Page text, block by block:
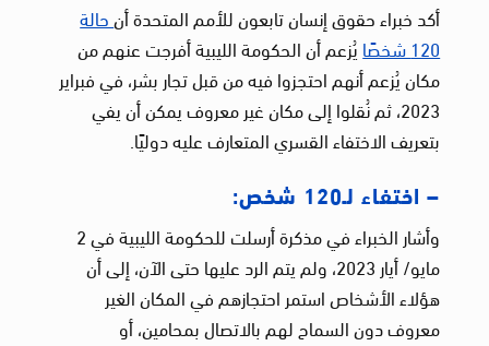
أكد خبراء حقوق إنسان تابعون للأمم المتحدة أنحالة
120 شخصًا
يُزعم أن الحكومة الليبية أفرجت عنهم من
مكان يُزعم أنهم احتجزوا فيه من قبل تجار بشر، في فبراير
2023، ثم نُقلوا إلى مكان غير معروف يمكن أن يفي
بتعريف الاختفاء القسري المتعارف عليه دوليًا.
– اختفاء لـ120 شخص:
وأشار الخبراء في مذكرة أرسلت للحكومة الليبية في 2
مايو/ أيار 2023، ولم يتم الرد عليها حتى الآن، إلى أن
هؤلاء الأشخاص استمر احتجازهم في المكان الغير
معروف دون السماح لهم بالاتصال بمحامين، أو